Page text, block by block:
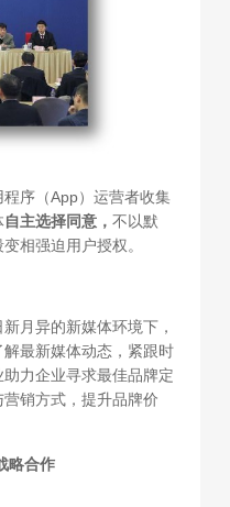
程序（App）运营者收集
自主选择同意， 不以默
相强迫用户授权。
月异的新媒体环境下，
最新媒体动态，紧跟时
力企业寻求最佳品牌定
销方式，提升品牌价
略合作